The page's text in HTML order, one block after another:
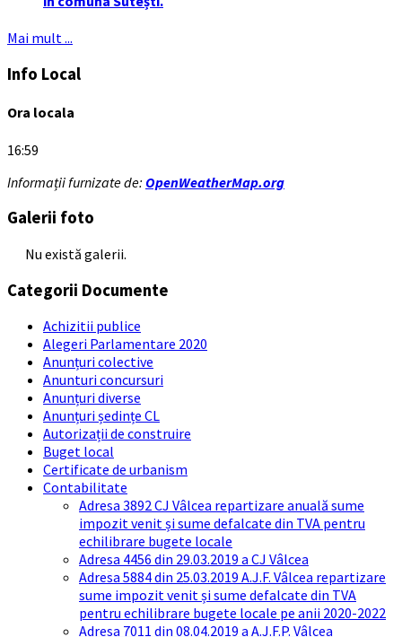
Mai mult ...
Info Local
Ora locala
16:59
Informații furnizate de: OpenWeatherMap.org
Galerii foto
Nu există galerii.
Categorii Documente
Achizitii publice
Alegeri Parlamentare 2020
Anunțuri colective
Anunturi concursuri
Anunțuri diverse
Anunțuri ședințe CL
Autorizații de construire
Buget local
Certificate de urbanism
Contabilitate
Adresa 3892 CJ Vâlcea repartizare anuală sume
impozit venit și sume defalcate din TVA pentru
echilibrare bugete locale
Adresa 4456 din 29.03.2019 a CJ Vâlcea
Adresa 5884 din 25.03.2019 A.J.F. Vâlcea repartizare
sume impozit venit și sume defalcate din TVA
pentru echilibrare bugete locale pe anii 2020-2022
Adresa 7011 din 08.04.2019 a A.J.F.P. Vâlcea